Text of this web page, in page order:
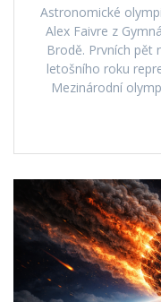
Astronomické
Alex Faivre z
Brodě. Prvních pět
letošního roku
Mezinárodní